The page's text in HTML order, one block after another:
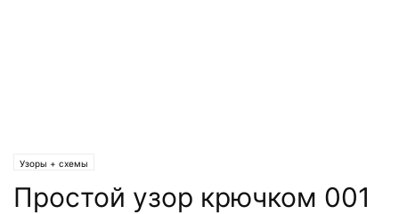
Узоры + схемы
Простой узор крючком 001